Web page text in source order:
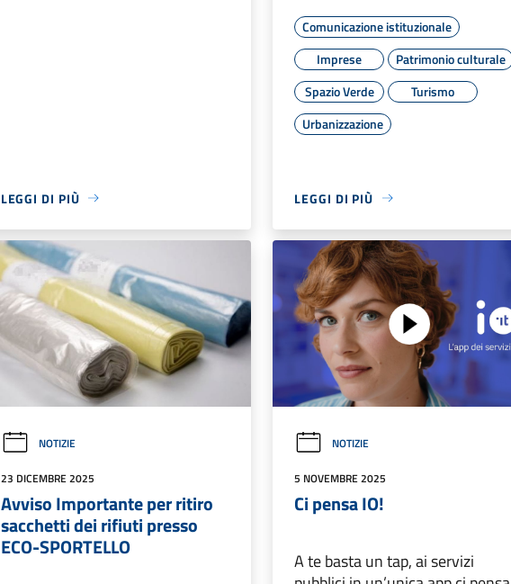
LEGGI DI PIÙ
Comunicazione istituzionale
Imprese
Patrimonio culturale
Spazio Verde
Turismo
Urbanizzazione
LEGGI DI PIÙ
NOTIZIE
23 DICEMBRE 2025
Avviso Importante per ritiro
sacchetti dei rifiuti presso
ECO-SPORTELLO
NOTIZIE
5 NOVEMBRE 2025
Ci pensa IO!
A te basta un tap, ai servizi